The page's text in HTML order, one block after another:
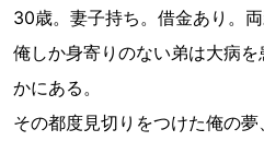
30歳。妻子持ち。借金あり。
俺しか身寄りのない弟は大病
かにある。
その都度見切りをつけた俺の